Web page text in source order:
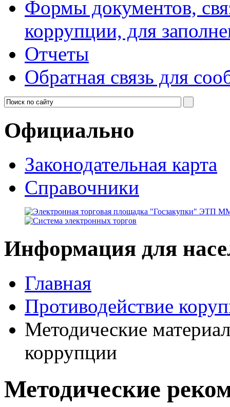
Формы документов,
коррупции, для
Отчеты
Обратная связь для
Официально
Законодательная карта
Справочники
Информация для
Главная
Противодействие
Методические
коррупции
Методические